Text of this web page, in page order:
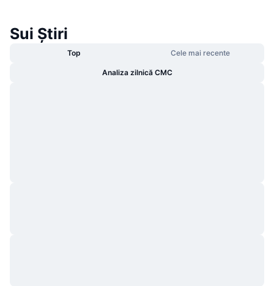
Sui Știri
Top Cele mai recente
Analiza zilnică CMC